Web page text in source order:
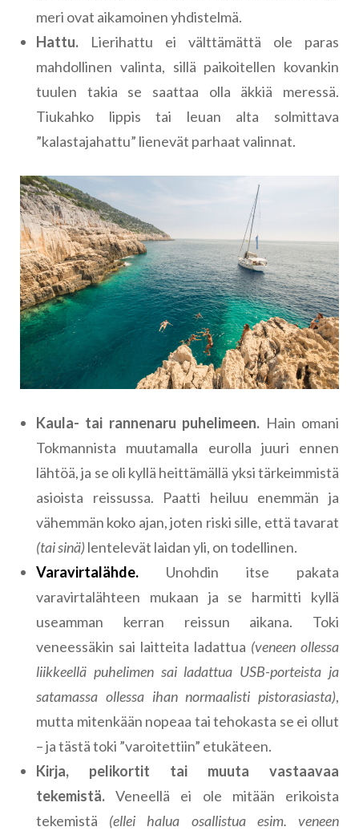
meri ovat aikamoinen yhdistelmä.
Hattu. Lierihattu ei välttämättä ole paras
mahdollinen valinta, sillä paikoitellen kovankin
tuulen takia se saattaa olla äkkiä meressä.
Tiukahko lippis tai leuan alta solmittava
”kalastajahattu” lienevät parhaat valinnat.
Kaula- tai rannenaru puhelimeen. Hain omani
Tokmannista muutamalla eurolla juuri ennen
lähtöä, ja se oli kyllä heittämällä yksi tärkeimmistä
asioista reissussa. Paatti heiluu enemmän ja
vähemmän koko ajan, joten riski sille, että tavarat
(tai sinä)lentelevät laidan yli, on todellinen.
Varavirtalähde. Unohdin itse pakata
varavirtalähteen mukaan ja se harmitti kyllä
useamman kerran reissun aikana. Toki
veneessäkin sai laitteita ladattua (veneen ollessa
liikkeellä puhelimen sai ladattua USB-porteista ja
satamassa ollessa ihan normaalisti pistorasiasta),
mutta mitenkään nopeaa tai tehokasta se ei ollut
– ja tästä toki ”varoitettiin” etukäteen.
Kirja, pelikortit tai muuta vastaavaa
tekemistä.Veneellä ei ole mitään erikoista
tekemistä (ellei halua osallistua esim. veneen